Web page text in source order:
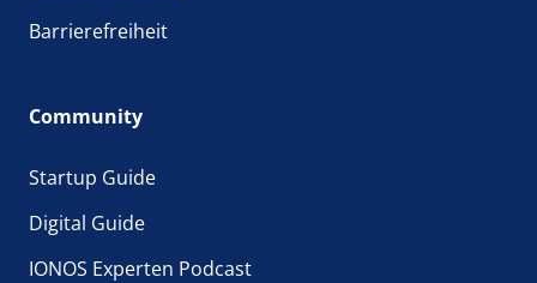
Barrierefreiheit
Community
Startup Guide
Digital Guide
IONOS Experten Podcast